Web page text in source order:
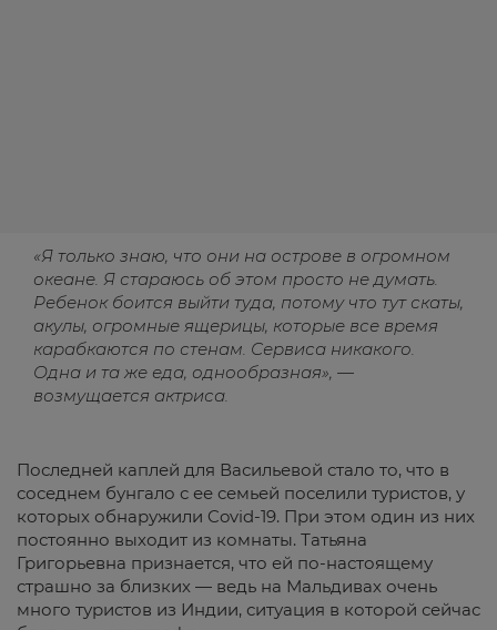
«Я только знаю, что они на острове в огромном
океане. Я стараюсь об этом просто не думать.
Ребенок боится выйти туда, потому что тут скаты,
акулы, огромные ящерицы, которые все время
карабкаются по стенам. Сервиса никакого.
Одна и та же еда, однообразная», —
возмущается актриса.
Последней каплей для Васильевой стало то, что в
соседнем бунгало с ее семьей поселили туристов, у
которых обнаружили Covid-19. При этом один из них
постоянно выходит из комнаты. Татьяна
Григорьевна признается, что ей по-настоящему
страшно за близких — ведь на Мальдивах очень
много туристов из Индии, ситуация в которой сейчас